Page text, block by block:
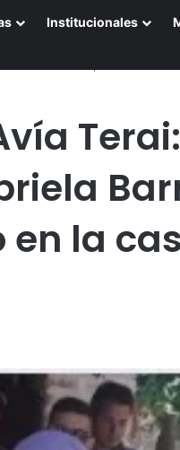
Institucionales
en la